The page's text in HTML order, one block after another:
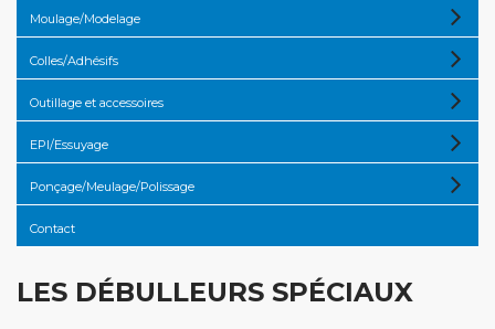
Moulage/Modelage
Colles/Adhésifs
Outillage et accessoires
EPI/Essuyage
Ponçage/Meulage/Polissage
Contact
LES DÉBULLEURS SPÉCIAUX